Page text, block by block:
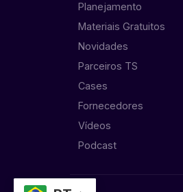
Planejamento
Materiais Gratuitos
Novidades
Parceiros TS
Cases
Fornecedores
Vídeos
Podcast